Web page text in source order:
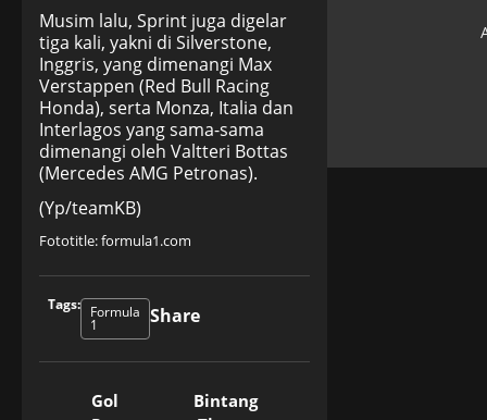
Musim lalu, Sprint juga digelar
tiga kali, yakni di Silverstone,
Inggris, yang dimenangi Max
Verstappen (Red Bull Racing
Honda), serta Monza, Italia dan
Interlagos yang sama-sama
dimenangi oleh Valtteri Bottas
(Mercedes AMG Petronas).
(Yp/teamKB)
Fototitle: formula1.com
Tags: Formula
1 Share
Gol
Bintang